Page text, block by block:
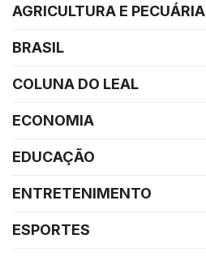
AGRICULTURA E PECUÁRIA
BRASIL
COLUNA DO LEAL
ECONOMIA
EDUCAÇÃO
ENTRETENIMENTO
ESPORTES